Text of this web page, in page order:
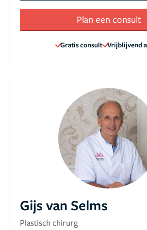
Plan een consult
Gratis consult Vrijblijvend
Gijs van Selms
Plastisch chirurg